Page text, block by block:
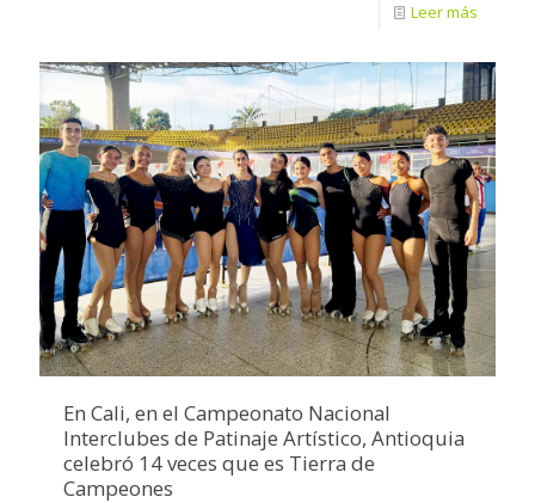
Leer más
En Cali, en el Campeonato Nacional
Interclubes de Patinaje Artístico, Antioquia
celebró 14 veces que es Tierra de
Campeones